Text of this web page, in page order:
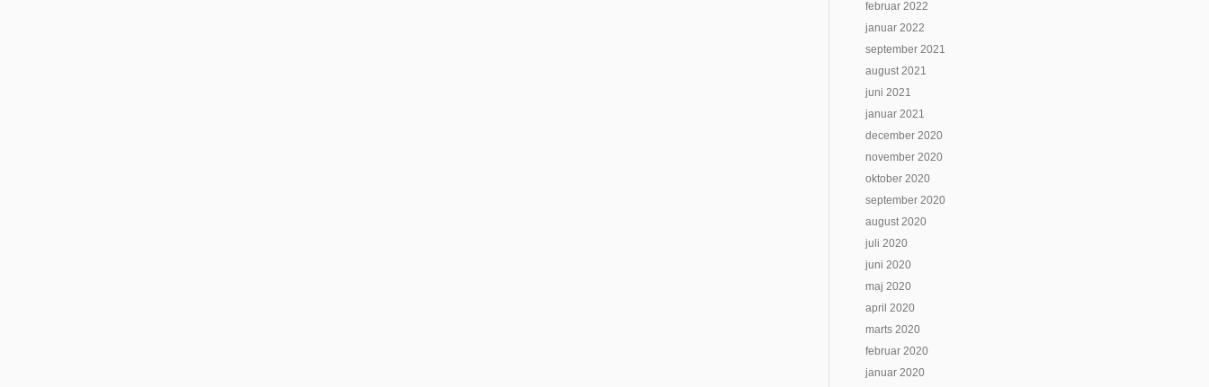
februar 2022
januar 2022
september 2021
august 2021
juni 2021
januar 2021
december 2020
november 2020
oktober 2020
september 2020
august 2020
juli 2020
juni 2020
maj 2020
april 2020
marts 2020
februar 2020
januar 2020